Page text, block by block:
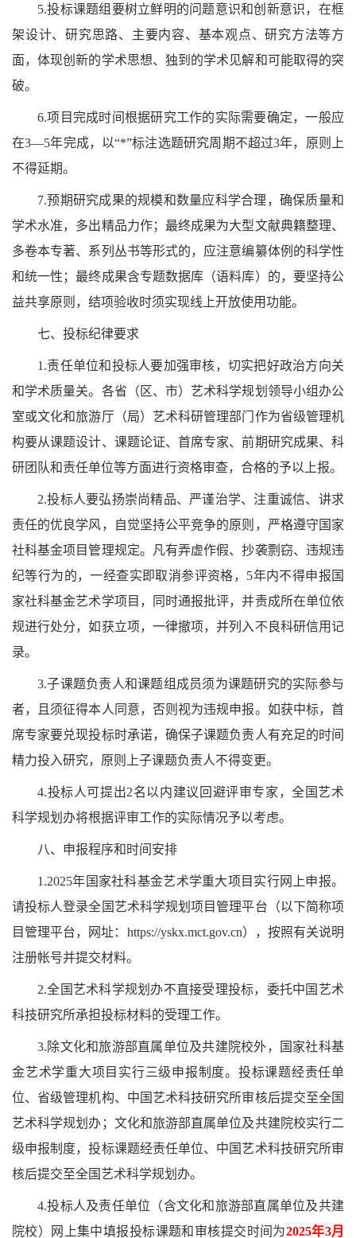
5.投标课题组要树立鲜明的问题意识和创新意识，在框
架设计、研究思路、主要内容、基本观点、研究方法等方
面，体现创新的学术思想、独到的学术见解和可能取得的突
破。
6.项目完成时间根据研究工作的实际需要确定，一般应
在3—5年完成，以“*”标注选题研究周期不超过3年，原则上
不得延期。
7.预期研究成果的规模和数量应科学合理，确保质量和
学术水准，多出精品力作；最终成果为大型文献典籍整理、
多卷本专著、系列丛书等形式的，应注意编纂体例的科学性
和统一性；最终成果含专题数据库（语料库）的，要坚持公
益共享原则，结项验收时须实现线上开放使用功能。
七、投标纪律要求
1.责任单位和投标人要加强审核，切实把好政治方向关
和学术质量关。各省（区、市）艺术科学规划领导小组办公
室或文化和旅游厅（局）艺术科研管理部门作为省级管理机
构要从课题设计、课题论证、首席专家、前期研究成果、科
研团队和责任单位等方面进行资格审查，合格的予以上报。
2.投标人要弘扬崇尚精品、严谨治学、注重诚信、讲求
责任的优良学风，自觉坚持公平竞争的原则，严格遵守国家
社科基金项目管理规定。凡有弄虚作假、抄袭剽窃、违规违
纪等行为的，一经查实即取消参评资格，5年内不得申报国
家社科基金艺术学项目，同时通报批评，并责成所在单位依
规进行处分，如获立项，一律撤项，并列入不良科研信用记
录。
3.子课题负责人和课题组成员须为课题研究的实际参与
者，且须征得本人同意，否则视为违规申报。如获中标，首
席专家要兑现投标时承诺，确保子课题负责人有充足的时间
精力投入研究，原则上子课题负责人不得变更。
4.投标人可提出2名以内建议回避评审专家，全国艺术
科学规划办将根据评审工作的实际情况予以考虑。
八、申报程序和时间安排
1.2025年国家社科基金艺术学重大项目实行网上申报。
请投标人登录全国艺术科学规划项目管理平台（以下简称项
目管理平台，网址：https://yskx.mct.gov.cn），按照有关说明
注册帐号并提交材料。
2.全国艺术科学规划办不直接受理投标，委托中国艺术
科技研究所承担投标材料的受理工作。
3.除文化和旅游部直属单位及共建院校外，国家社科基
金艺术学重大项目实行三级申报制度。投标课题经责任单
位、省级管理机构、中国艺术科技研究所审核后提交至全国
艺术科学规划办；文化和旅游部直属单位及共建院校实行二
级申报制度，投标课题经责任单位、中国艺术科技研究所审
核后提交至全国艺术科学规划办。
4.投标人及责任单位（含文化和旅游部直属单位及共建
院校）网上集中填报投标课题和审核提交时间为2025年3月